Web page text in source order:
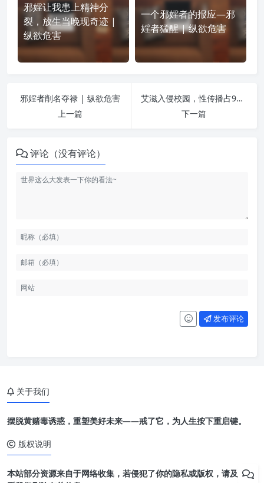
邪婬让我患上精神分
裂，放生当晚现奇迹 |
纵欲危害
一个邪婬者的报应—邪
婬者猛醒 | 纵欲危害
邪婬者削名夺禄 | 纵欲危害
上一篇
艾滋入侵校园，性传播占93%！请远离这些人！ | 纵欲危害
下一篇
评论（没有评论）
发布评论
关于我们
摆脱黄赌毒诱惑，重塑美好未来——戒了它，为人生按下重启键。
版权说明
本站部分资源来自于网络收集，若侵犯了你的隐私或版权，请及时联